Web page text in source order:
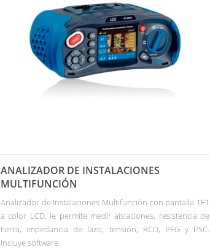
ANALIZADOR DE INSTALACIONES
MULTIFUNCIÓN
Analizador de Instalaciones Multifunción con pantalla TFT
a color LCD, le permite medir aislaciones, resistencia de
tierra, impedancia de lazo, tensión, RCD, PFG y PSC.
Incluye software.